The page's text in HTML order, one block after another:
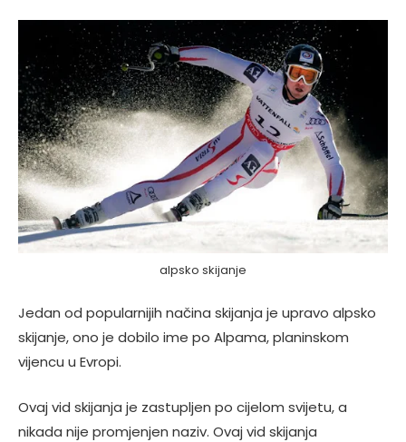
alpsko skijanje
Jedan od popularnijih načina skijanja je upravo alpsko
skijanje, ono je dobilo ime po Alpama, planinskom
vijencu u Evropi.
Ovaj vid skijanja je zastupljen po cijelom svijetu, a
nikada nije promjenjen naziv. Ovaj vid skijanja